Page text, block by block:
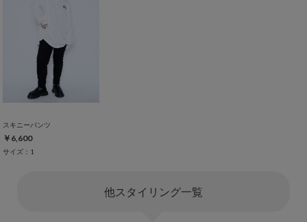
スキニーパンツ
￥6,600
サイズ：1
他スタイリング一覧